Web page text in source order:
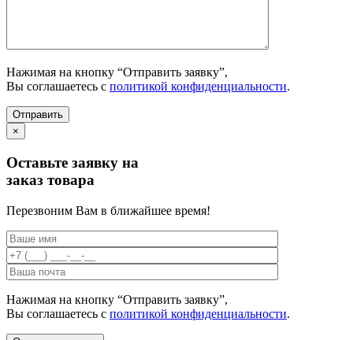
Нажимая на кнопку “Отправить заявку”,
Вы соглашаетесь с политикой конфиденциальности.
×
Оставьте заявку на
заказ товара
Перезвоним Вам в ближайшее время!
Нажимая на кнопку “Отправить заявку”,
Вы соглашаетесь с политикой конфиденциальности.